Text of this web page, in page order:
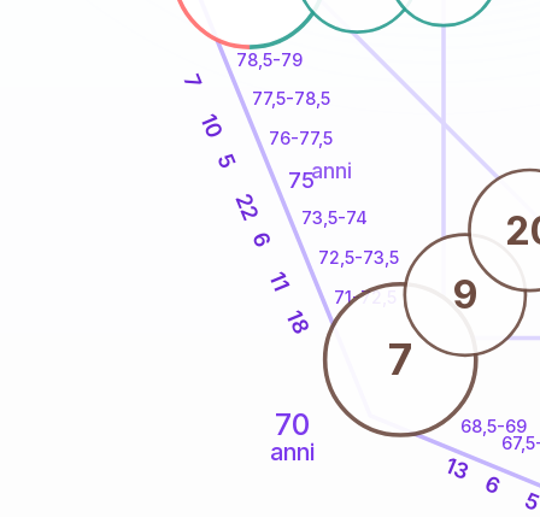
70
anni
68,5-69
71-72,5
72,5-73,5
73,5-74
76-77,5
77,5-78,5
78,5-79
5
6
13
18
11
6
22
5
10
7
7
9
75anni